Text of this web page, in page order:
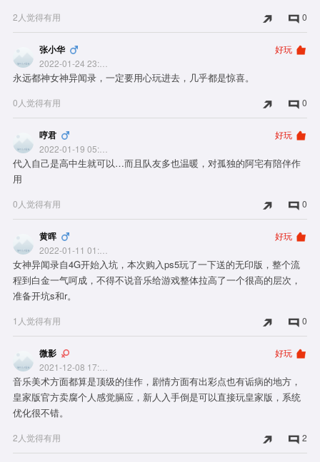
2人觉得有用 0
张小华
2022-01-24 23:12:15
好玩
永远都神女神异闻录，一定要用心玩进去，几乎都是惊喜。
0人觉得有用 0
哼君
2022-01-19 05:59:27
好玩
代入自己是高中生就可以…而且队友多也温暖，对孤独的阿宅有陪伴作
用
0人觉得有用 0
黄晖
2022-01-11 01:07:58
好玩
女神异闻录自4G开始入坑，本次购入ps5玩了一下送的无印版，整个流
程到白金一气呵成，不得不说音乐给游戏整体拉高了一个很高的层次，
准备开坑s和r。
1人觉得有用 0
微影
2021-12-08 17:12:12
好玩
音乐美术方面都算是顶级的佳作，剧情方面有出彩点也有诟病的地方，
皇家版官方卖腐个人感觉膈应，新人入手倒是可以直接玩皇家版，系统
优化很不错。
2人觉得有用 2